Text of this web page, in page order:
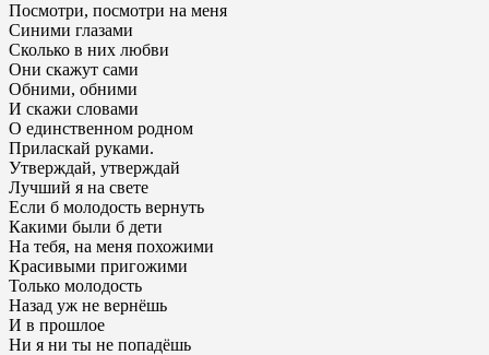
Посмотри, посмотри на меня
Синими глазами
Сколько в них любви
Они скажут сами
Обними, обними
И скажи словами
О единственном родном
Приласкай руками.
Утверждай, утверждай
Лучший я на свете
Если б молодость вернуть
Какими были б дети
На тебя, на меня похожими
Красивыми пригожими
Только молодость
Назад уж не вернёшь
И в прошлое
Ни я ни ты не попадёшь